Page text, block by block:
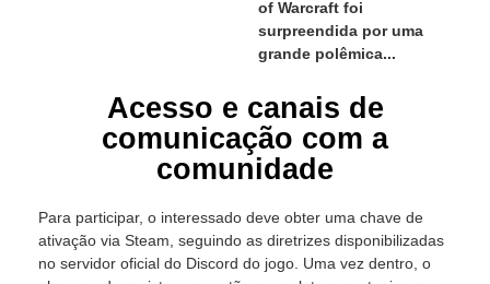
of Warcraft foi
surpreendida por uma
grande polêmica...
Acesso e canais de
comunicação com a
comunidade
Para participar, o interessado deve obter uma chave de
ativação via Steam, seguindo as diretrizes disponibilizadas
no servidor oficial do Discord do jogo. Uma vez dentro, o